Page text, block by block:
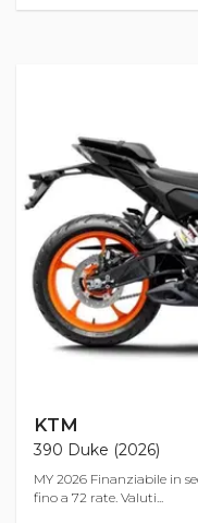
KTM
390 Duke (2026)
MY 2026 Finanziabile in
fino a 72 rate. Valuti...